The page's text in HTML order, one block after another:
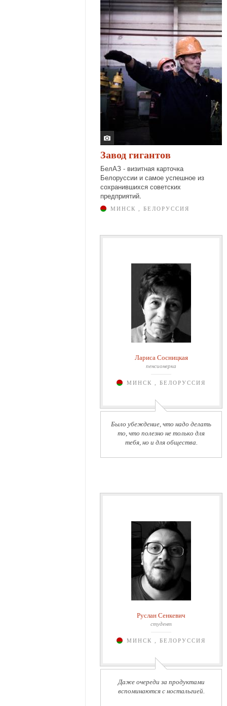
Завод гигантов
БелАЗ - визитная карточка
Белоруссии и самое успешное из
сохранившихся советских
предприятий.
МИНСК , БЕЛОРУССИЯ
Лариса Сосницкая
пенсионерка
МИНСК , БЕЛОРУССИЯ
Было убеждение, что надо делать
то, что полезно не только для
тебя, но и для общества.
Руслан Сенкевич
студент
МИНСК , БЕЛОРУССИЯ
Даже очереди за продуктами
вспоминаются с ностальгией.